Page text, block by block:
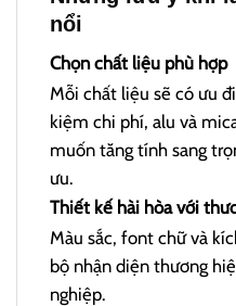
nổi
Chọn chất liệu phù hợp
Mỗi chất liệu sẽ có ưu
kiệm chi phí, alu và
muốn tăng tính sang
ưu.
Thiết kế hài hòa với
Màu sắc, font chữ và
bộ nhận diện thương
nghiệp.